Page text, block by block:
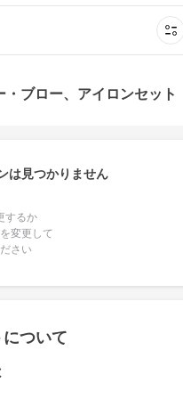
ブロー、アイロンセット
は見つかりません
するか
変更して
さい
ついて